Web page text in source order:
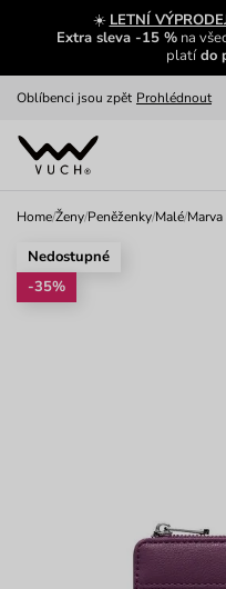
☀️ LETNÍ
Extra sleva -15 % na
platído
Zajímavosti ze světa Vuch:
Zobrazit
Oblíbenci jsou zpět Prohlédnout
Nech se inspirovat
Home/Ženy/Peněženky/Malé/
Nedostupné
-35%